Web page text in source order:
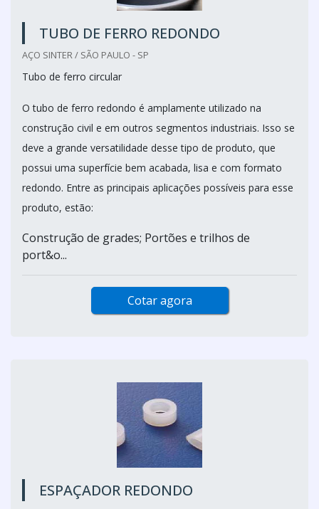
TUBO DE FERRO REDONDO
AÇO SINTER / SÃO PAULO - SP
Tubo de ferro circular
O tubo de ferro redondo é amplamente utilizado na
construção civil e em outros segmentos industriais. Isso se
deve a grande versatilidade desse tipo de produto, que
possui uma superfície bem acabada, lisa e com formato
redondo. Entre as principais aplicações possíveis para esse
produto, estão:
Construção de grades; Portões e trilhos de
port&o...
Cotar agora
ESPAÇADOR REDONDO